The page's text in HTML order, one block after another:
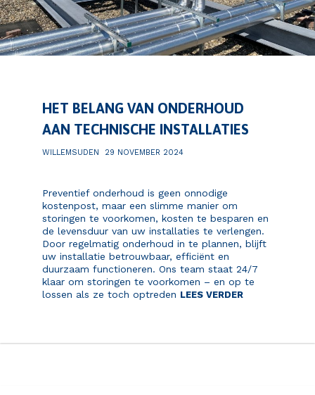
HET BELANG VAN ONDERHOUD
AAN TECHNISCHE INSTALLATIES
WILLEMSUDEN 29 NOVEMBER 2024
Preventief onderhoud is geen onnodige
kostenpost, maar een slimme manier om
storingen te voorkomen, kosten te besparen en
de levensduur van uw installaties te verlengen.
Door regelmatig onderhoud in te plannen, blijft
uw installatie betrouwbaar, efficiënt en
duurzaam functioneren. Ons team staat 24/7
klaar om storingen te voorkomen – en op te
lossen als ze toch optreden LEES VERDER